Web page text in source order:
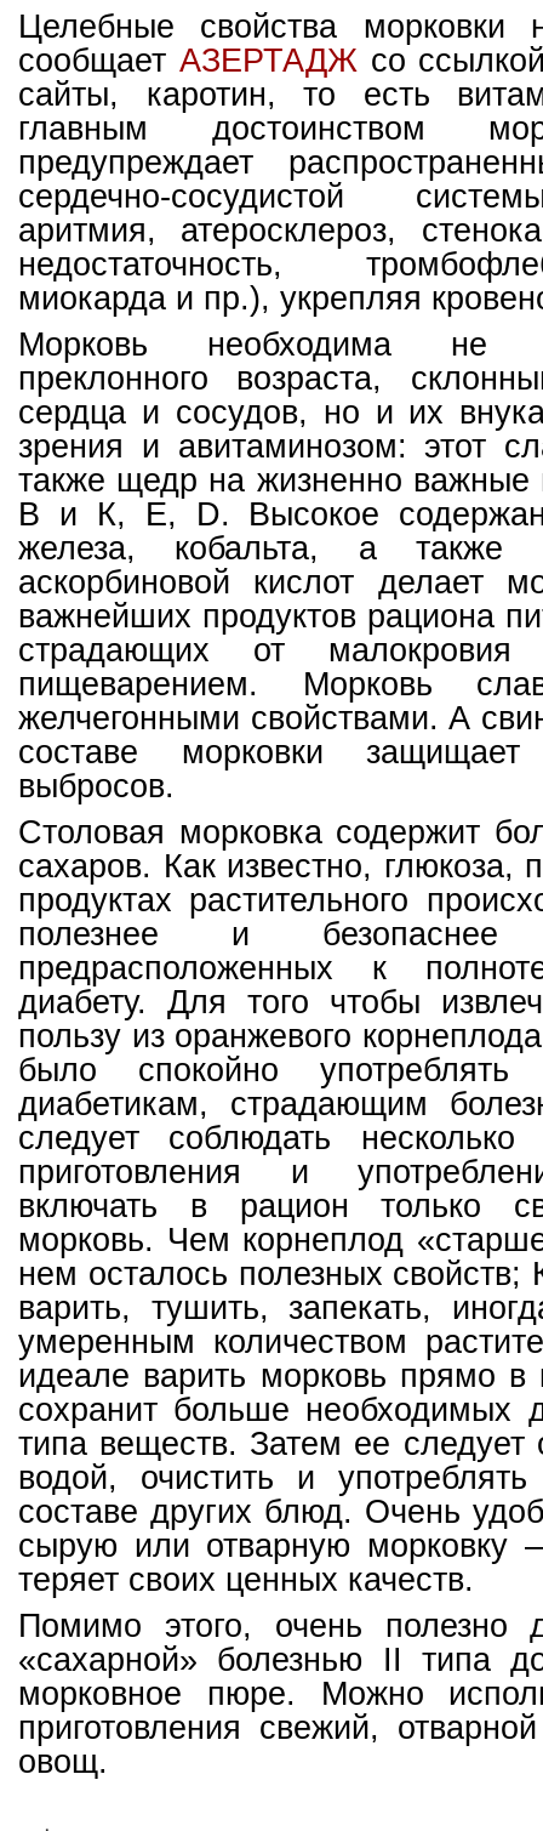
Целебные свойства морковки
сообщает АЗЕРТАДЖсо
сайты, каротин, то есть
главным достоинством
предупреждает
сердечно-сосудистой
аритмия, атеросклероз,
недостаточность,
миокарда и пр.), укрепляя
Морковь необходима не
преклонного возраста,
сердца и сосудов, но и их
зрения и авитаминозом: этот
также щедр на жизненно важные
В и К, Е, D. Высокое
железа, кобальта, а также
аскорбиновой кислот делает
важнейших продуктов рациона
страдающих от
пищеварением. Морковь
желчегонными свойствами. А
составе морковки
выбросов.
Столовая морковка содержит
сахаров. Как известно, глюкоза,
продуктах растительного
полезнее и
предрасположенных к
диабету. Для того чтобы
пользу из оранжевого
было спокойно
диабетикам, страдающим
следует соблюдать
приготовления и
включать в рацион только
морковь. Чем корнеплод
нем осталось полезных
варить, тушить, запекать,
умеренным количеством
идеале варить морковь прямо в
сохранит больше необходимых
типа веществ. Затем ее следует
водой, очистить и
составе других блюд. Очень
сырую или отварную морковку
теряет своих ценных качеств.
Помимо этого, очень полезно
«сахарной» болезнью II типа
морковное пюре. Можно
приготовления свежий,
овощ.